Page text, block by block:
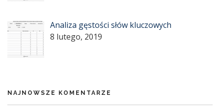
Analiza gęstości słów kluczowych
8 lutego, 2019
NAJNOWSZE KOMENTARZE